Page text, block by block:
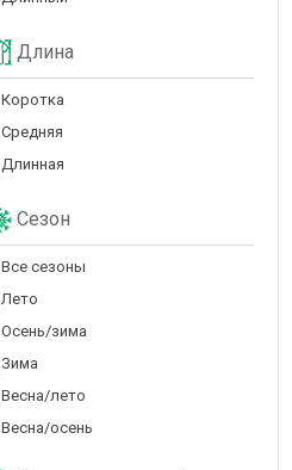
Длина
Коротка
Средняя
Длинная
Сезон
Все сезоны
Лето
Осень/зима
Зима
Весна/лето
Весна/осень